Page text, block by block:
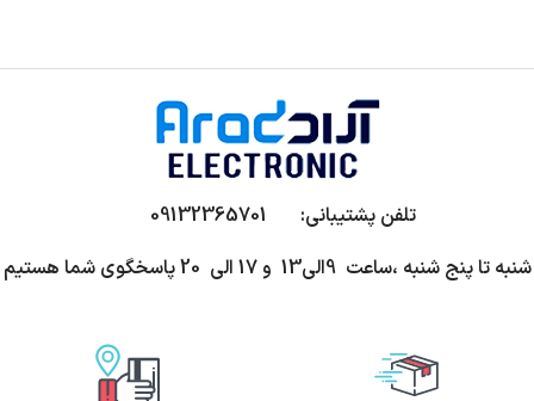
تلفن پشتیبانی: 09132365701
شنبه تا پنج شنبه ،ساعت 9الی13 و 17 الی 20 پاسخگوی شما هستیم